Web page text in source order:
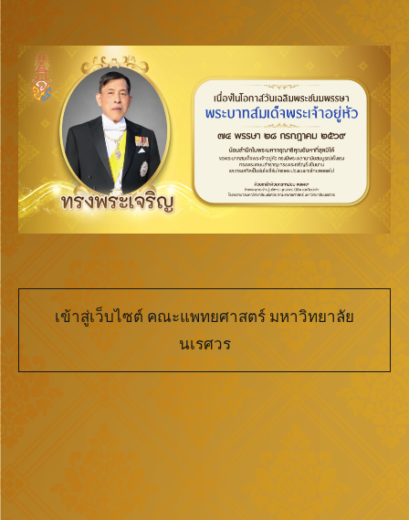
เข้าสู่เว็บไซต์ คณะแพทยศาสตร์ มหาวิทยาลัย
นเรศวร